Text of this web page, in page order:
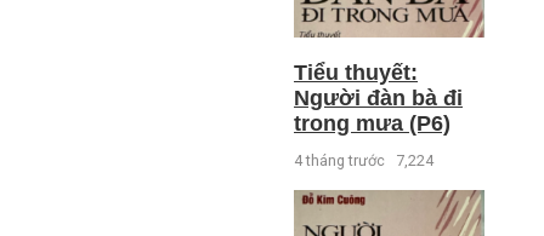
Tiểu thuyết:
Người đàn bà đi
trong mưa (P6)
4 tháng trước 7,224